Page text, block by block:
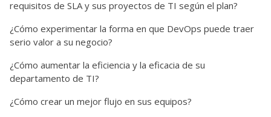
requisitos de SLA y sus proyectos de TI según el plan?
¿Cómo experimentar la forma en que DevOps puede traer
serio valor a su negocio?
¿Cómo aumentar la eficiencia y la eficacia de su
departamento de TI?
¿Cómo crear un mejor flujo en sus equipos?